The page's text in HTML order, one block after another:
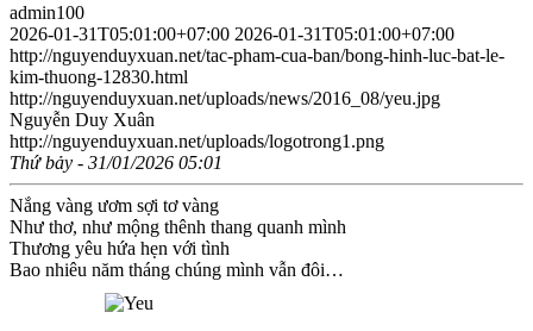
admin100
2026-01-31T05:01:00+07:00 2026-01-31T05:01:00+07:00
http://nguyenduyxuan.net/tac-pham-cua-ban/bong-hinh-luc-bat-le-
kim-thuong-12830.html
http://nguyenduyxuan.net/uploads/news/2016_08/yeu.jpg
Nguyễn Duy Xuân
http://nguyenduyxuan.net/uploads/logotrong1.png
Thứ bảy - 31/01/2026 05:01
Nắng vàng ươm sợi tơ vàng
Như thơ, như mộng thênh thang quanh mình
Thương yêu hứa hẹn với tình
Bao nhiêu năm tháng chúng mình vẫn đôi…